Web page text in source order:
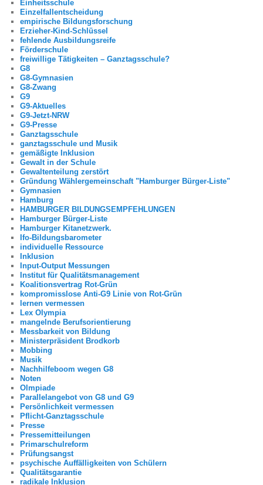
Einheitsschule
Einzelfallentscheidung
empirische Bildungsforschung
Erzieher-Kind-Schlüssel
fehlende Ausbildungsreife
Förderschule
freiwillige Tätigkeiten – Ganztagsschule?
G8
G8-Gymnasien
G8-Zwang
G9
G9-Aktuelles
G9-Jetzt-NRW
G9-Presse
Ganztagsschule
ganztagsschule und Musik
gemäßigte Inklusion
Gewalt in der Schule
Gewaltenteilung zerstört
Gründung Wählergemeinschaft "Hamburger Bürger-Liste"
Gymnasien
Hamburg
HAMBURGER BILDUNGSEMPFEHLUNGEN
Hamburger Bürger-Liste
Hamburger Kitanetzwerk.
Ifo-Bildungsbarometer
individuelle Ressource
Inklusion
Input-Output Messungen
Institut für Qualitätsmanagement
Koalitionsvertrag Rot-Grün
kompromisslose Anti-G9 Linie von Rot-Grün
lernen vermessen
Lex Olympia
mangelnde Berufsorientierung
Messbarkeit von Bildung
Ministerpräsident Brodkorb
Mobbing
Musik
Nachhilfeboom wegen G8
Noten
Olmpiade
Parallelangebot von G8 und G9
Persönlichkeit vermessen
Pflicht-Ganztagsschule
Presse
Pressemitteilungen
Primarschulreform
Prüfungsangst
psychische Auffälligkeiten von Schülern
Qualitätsgarantie
radikale Inklusion